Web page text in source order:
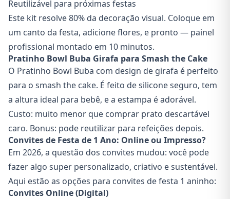
Reutilizável para próximas festas
Este kit resolve 80% da decoração visual. Coloque em
um canto da festa, adicione flores, e pronto — painel
profissional montado em 10 minutos.
Pratinho Bowl Buba Girafa para Smash the Cake
O Pratinho Bowl Buba com design de girafa é perfeito
para o smash the cake. É feito de silicone seguro, tem
a altura ideal para bebê, e a estampa é adorável.
Custo: muito menor que comprar prato descartável
caro. Bonus: pode reutilizar para refeições depois.
Convites de Festa de 1 Ano: Online ou Impresso?
Em 2026, a questão dos convites mudou: você pode
fazer algo super personalizado, criativo e sustentável.
Aqui estão as opções para convites de festa 1 aninho:
Convites Online (Digital)